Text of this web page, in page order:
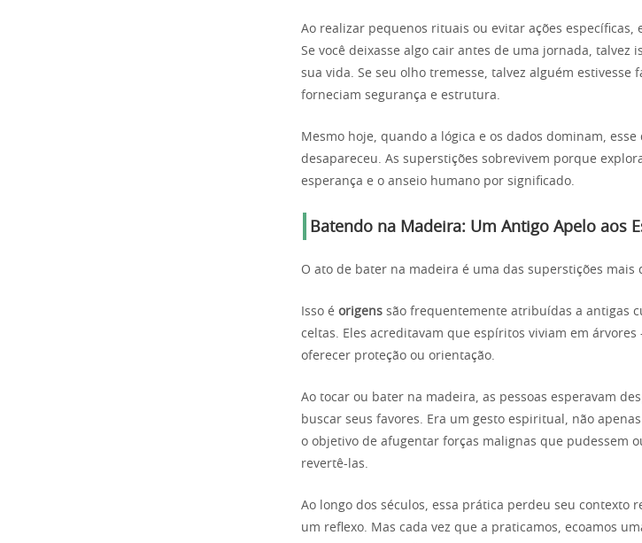
Ao realizar pequenos rituais ou evitar ações específicas,
Se você deixasse algo cair antes de uma jornada, talvez
sua vida. Se seu olho tremesse, talvez alguém estivesse
forneciam segurança e estrutura.
Mesmo hoje, quando a lógica e os dados dominam,
desapareceu. As superstições sobrevivem porque
esperança e o anseio humano por significado.
Batendo na Madeira: Um Antigo Apelo aos
O ato de bater na madeira é uma das superstições
Isso é origens são frequentemente atribuídas a antigas
celtas. Eles acreditavam que espíritos viviam em
oferecer proteção ou orientação.
Ao tocar ou bater na madeira, as pessoas esperavam
buscar seus favores. Era um gesto espiritual, não
o objetivo de afugentar forças malignas que pudessem
revertê-las.
Ao longo dos séculos, essa prática perdeu seu contexto
um reflexo. Mas cada vez que a praticamos, ecoamos